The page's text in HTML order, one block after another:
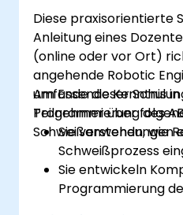
Diese praxisorientierte
Anleitung eines
(online oder vor Ort)
angehende Robotic
umfassende Kenntnis
Programmierung des
Schweißanwendungen
Am Ende dieser
Teilnehmer über
Sie verstehen, wie
Schweißprozess
Sie entwickeln
Programmierung